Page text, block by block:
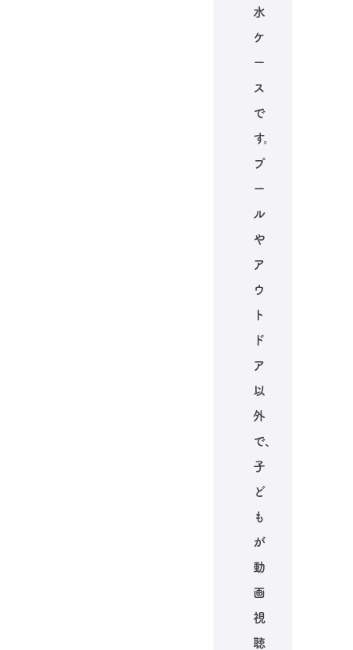
水
ケ
ー
ス
で
す。
プ
ー
ル
や
ア
ウ
ト
ド
ア
以
外
で、
子
ど
も
が
動
画
視
聴